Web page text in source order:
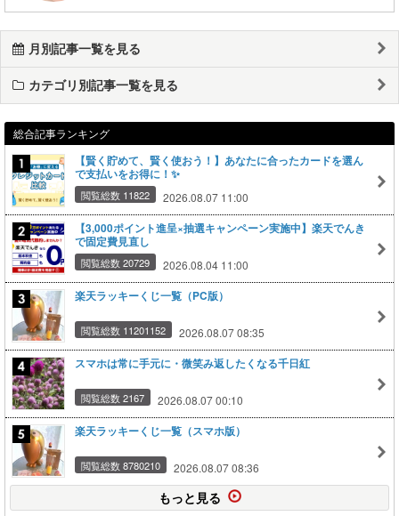
月別記事一覧を見る
カテゴリ別記事一覧を見る
総合記事ランキング
【賢く貯めて、賢く使おう！】あなたに合ったカードを選ん
で支払いをお得に！✨
閲覧総数 11822 2026.08.07 11:00
【3,000ポイント進呈×抽選キャンペーン実施中】楽天でんき
で固定費見直し
閲覧総数 20729 2026.08.04 11:00
楽天ラッキーくじ一覧（PC版）
閲覧総数 11201152 2026.08.07 08:35
スマホは常に手元に・微笑み返したくなる千日紅
閲覧総数 2167 2026.08.07 00:10
楽天ラッキーくじ一覧（スマホ版）
閲覧総数 8780210 2026.08.07 08:36
もっと見る